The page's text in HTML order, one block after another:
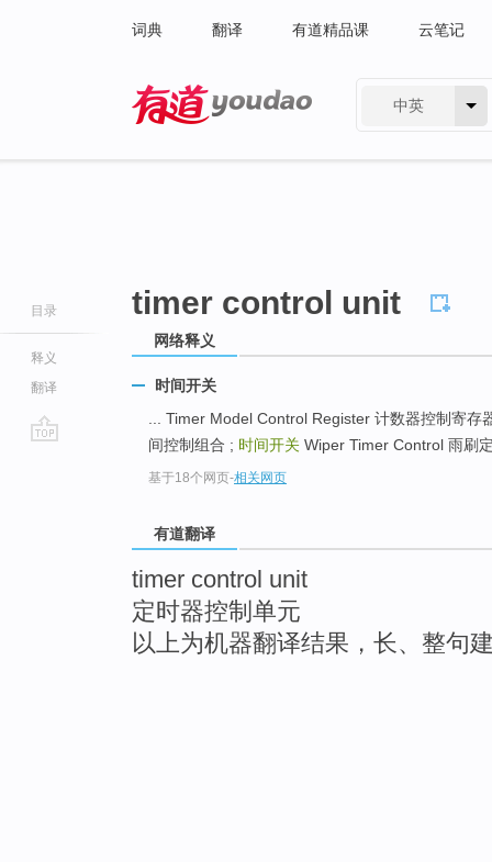
词典 翻译 有道精品课 云笔记
中英
目录
释义
翻译
timer control unit
网络释义
时间开关
... Timer Model Control Register 计数器控制寄
间控制组合 ; 时间开关 Wiper Timer Control 雨刷
基于18个网页-相关网页
有道翻译
timer control unit
定时器控制单元
以上为机器翻译结果，长、整句